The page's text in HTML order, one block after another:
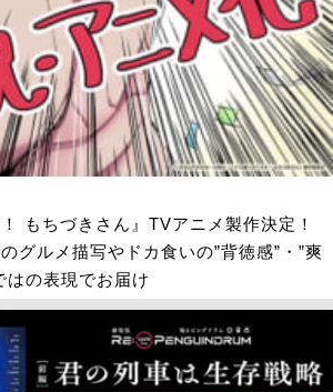
もちづきさん』TVアニメ製作決定！
グルメ描写やドカ食いの”背徳感”・”爽
はの表現でお届け